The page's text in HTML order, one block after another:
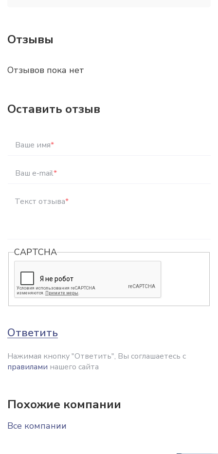
Отзывы
Отзывов пока нет
Оставить отзыв
Ваше имя*
Ваш e-mail*
Текст отзыва*
CAPTCHA
Ответить
Нажимая кнопку "Ответить", Вы соглашаетесь с
правилами нашего сайта
Похожие компании
Все компании